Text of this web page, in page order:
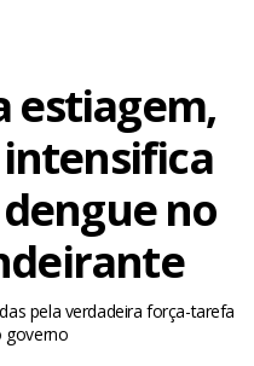
estiagem,
no
pela verdadeira força-tarefa
governo